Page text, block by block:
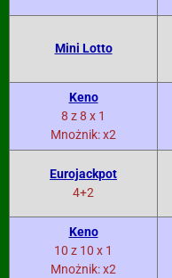
Mini Lotto
Keno
8 z 8 x 1
Mnożnik: x2
Eurojackpot
4+2
Keno
10 z 10 x 1
Mnożnik: x2